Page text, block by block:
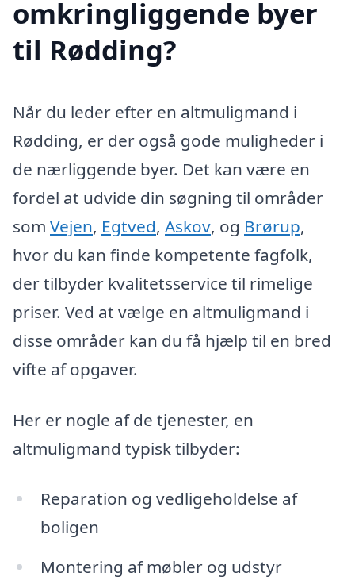
omkringliggende byer
til Rødding?
Når du leder efter en altmuligmand i
Rødding, er der også gode muligheder i
de nærliggende byer. Det kan være en
fordel at udvide din søgning til områder
som Vejen, Egtved, Askov, og Brørup,
hvor du kan finde kompetente fagfolk,
der tilbyder kvalitetsservice til rimelige
priser. Ved at vælge en altmuligmand i
disse områder kan du få hjælp til en bred
vifte af opgaver.
Her er nogle af de tjenester, en
altmuligmand typisk tilbyder:
Reparation og vedligeholdelse af
boligen
Montering af møbler og udstyr